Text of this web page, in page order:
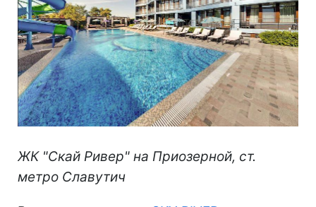
ЖК "Скай Ривер" на Приозерной, ст.
метро Славутич